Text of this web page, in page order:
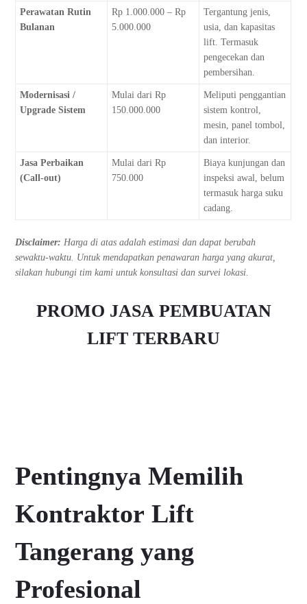
Perawatan Rutin
Bulanan
Rp 1.000.000 – Rp
5.000.000
Tergantung jenis,
usia, dan kapasitas
lift. Termasuk
pengecekan dan
pembersihan.
Modernisasi /
Upgrade Sistem
Mulai dari Rp
150.000.000
Meliputi penggantian
sistem kontrol,
mesin, panel tombol,
dan interior.
Jasa Perbaikan
(Call-out)
Mulai dari Rp
750.000
Biaya kunjungan dan
inspeksi awal, belum
termasuk harga suku
cadang.
Disclaimer: Harga di atas adalah estimasi dan dapat berubah
sewaktu-waktu. Untuk mendapatkan penawaran harga yang akurat,
silakan hubungi tim kami untuk konsultasi dan survei lokasi.
PROMO JASA PEMBUATAN
LIFT TERBARU
Pentingnya Memilih
Kontraktor Lift
Tangerang yang
Profesional